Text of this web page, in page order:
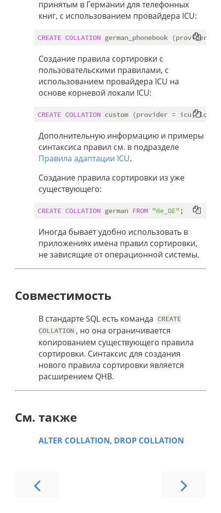
принятым в Германии для телефонных
книг, с использованием провайдера ICU:
CREATE COLLATION german_phonebook
Создание правила сортировки с
пользовательскими правилами, с
использованием провайдера ICU на
основе корневой локали ICU:
CREATE COLLATION custom (provider = icu,
Дополнительную информацию и примеры
синтаксиса правил см. в подразделе
Правила адаптации ICU.
Создание правила сортировки из уже
существующего:
CREATE COLLATION german FROM "de_DE"
Иногда бывает удобно использовать в
приложениях имена правил сортировки,
не зависящие от операционной системы.
Совместимость
В стандарте SQL есть команда CREATE
COLLATION , но она ограничивается
копированием существующего правила
сортировки. Синтаксис для создания
нового правила сортировки является
расширением QHB.
См. также
ALTER COLLATION, DROP COLLATION